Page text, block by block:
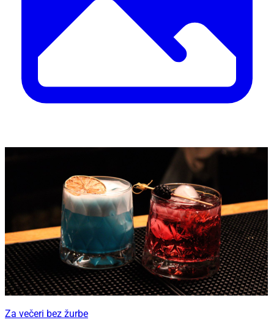
Za večeri bez žurbe